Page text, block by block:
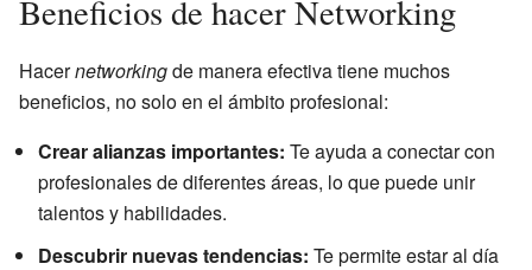
Beneficios de hacer Networking
Hacernetworkingde manera efectiva tiene muchos
beneficios, no solo en el ámbito profesional:
Crear alianzas importantes: Te ayuda a conectar con
profesionales de diferentes áreas, lo que puede unir
talentos y habilidades.
Descubrir nuevas tendencias: Te permite estar al día